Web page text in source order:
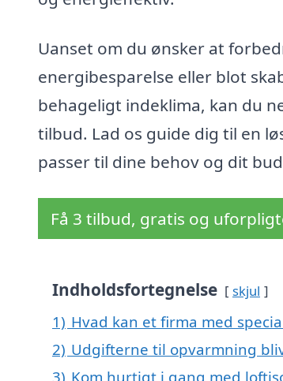
Uanset om du ønsker at
energibesparelse eller blot
behageligt indeklima, kan du
tilbud. Lad os guide dig til en
passer til dine behov og dit
Få 3 tilbud, gratis og
Indholdsfortegnelse skjul
1) Hvad kan et firma med
2) Udgifterne til opvarmning
3) Kom hurtigt i gang med